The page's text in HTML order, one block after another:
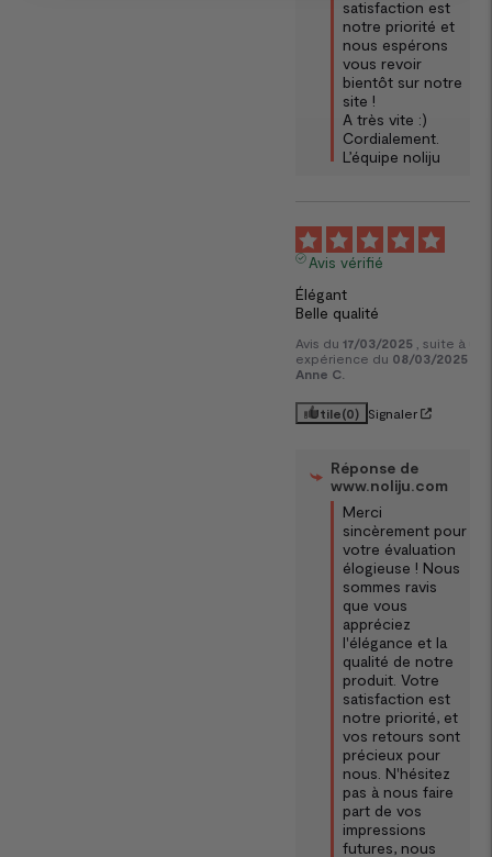
satisfaction est
notre priorité et
nous espérons
vous revoir
bientôt sur notre
site !
A très vite :)
Cordialement.
L’équipe noliju
Avis vérifié
Élégant
Belle qualité
Avis du 17/03/2025
, suite à une
expérience du 08/03/2025
Anne C.
Utile(0) Signaler
Réponse de
www.noliju.com
Merci
sincèrement pour
votre évaluation
élogieuse ! Nous
sommes ravis
que vous
appréciez
l'élégance et la
qualité de notre
produit. Votre
satisfaction est
notre priorité, et
vos retours sont
précieux pour
nous. N'hésitez
pas à nous faire
part de vos
impressions
futures, nous